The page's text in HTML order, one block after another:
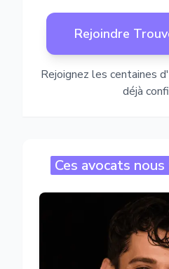
Rejoindre
Rejoignez les centaines
déjà
Ces avocats